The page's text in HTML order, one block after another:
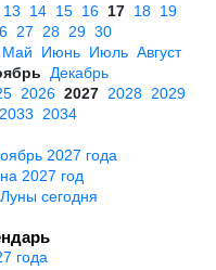
13 14 15 16 17 18 19
27 28 29 30
Май Июнь Июль Август
Декабрь
2026 2027 2028 2029
2033 2034
2027 года
2027 год
сегодня
года